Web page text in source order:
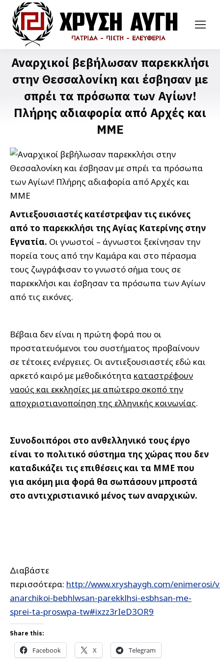
Αναρχικοί βεβήλωσαν παρεκκλήσι
στην Θεσσαλονίκη και έσβησαν με
σπρέι τα πρόσωπα των Αγίων!
Πλήρης αδιαφορία από Αρχές και
ΜΜΕ
Αντιεξουσιαστές κατέστρεψαν τις εικόνες
από το παρεκκλήσι της Αγίας Κατερίνης στην
Εγνατία. Οι γνωστοί – άγνωστοι ξεκίνησαν την
πορεία τους από την Καμάρα και στο πέρασμα
τους ζωγράφισαν το γνωστό σήμα τους σε
παρεκκλήσι και έσβησαν τα πρόσωπα των Αγίων
από τις εικόνες.
Βέβαια δεν είναι η πρώτη φορά που οι
προστατευόμενοι του συστήματος προβαίνουν
σε τέτοιες ενέργειες. Οι αντιεξουσιαστές εδώ και
αρκετό καιρό με μεθοδικότητα καταστρέφουν
ναούς και εκκλησίες με απώτερο σκοπό την
αποχριστιανοποίηση της ελληνικής κοινωνίας.
Συνοδοιπόροι στο ανθελληνικό τους έργο
είναι το πολιτικό σύστημα της χώρας που δεν
καταδικάζει τις επιθέσεις και τα ΜΜΕ που
για ακόμη μια φορά θα σωπάσουν μπροστά
στο αντιχριστιανικό μένος των αναρχικών.
Διαβάστε
περισσότερα: http://www.xryshaygh.com/enimerosi/
anarchikoi-bebhlwsan-parekklhsi-esbhsan-me-
sprei-ta-proswpa-tw#ixzz3rIeD3OR9
Share this:
Facebook X Telegram